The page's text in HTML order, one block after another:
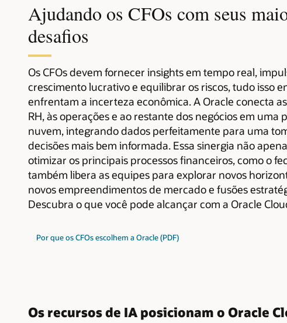
Ajudando os CFOs com seus
desafios
Os CFOs devem fornecer insights em tempo real,
crescimento lucrativo e equilibrar os riscos, tudo isso
enfrentam a incerteza econômica. A Oracle conecta
RH, às operações e ao restante dos negócios em uma
nuvem, integrando dados perfeitamente para uma
decisões mais bem informada. Essa sinergia não
otimizar os principais processos financeiros, como o
também libera as equipes para explorar novos
novos empreendimentos de mercado e fusões
Descubra o que você pode alcançar com a Oracle
Por que os CFOs escolhem a Oracle (PDF)
Os recursos de IA posicionam o Oracle